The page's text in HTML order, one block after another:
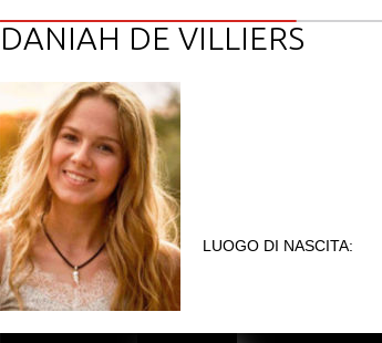
DANIAH DE VILLIERS
LUOGO DI NASCITA: